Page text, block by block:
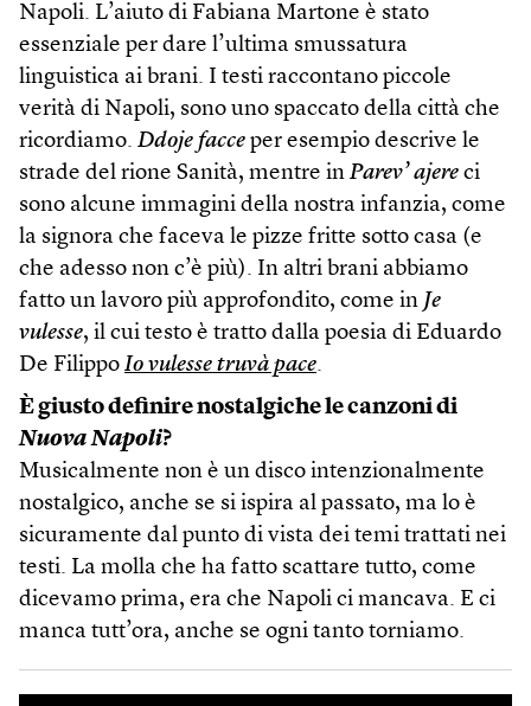
Napoli. L’aiuto di Fabiana Martone è stato
essenziale per dare l’ultima smussatura
linguistica ai brani. I testi raccontano piccole
verità di Napoli, sono uno spaccato della città che
ricordiamo. Ddoje facce per esempio descrive le
strade del rione Sanità, mentre in Parev’ ajere ci
sono alcune immagini della nostra infanzia, come
la signora che faceva le pizze fritte sotto casa (e
che adesso non c’è più). In altri brani abbiamo
fatto un lavoro più approfondito, come in Je
vulesse, il cui testo è tratto dalla poesia di Eduardo
De Filippo Io vulesse truvà pace.
È giusto definire nostalgiche le canzoni di
Nuova Napoli?
Musicalmente non è un disco intenzionalmente
nostalgico, anche se si ispira al passato, ma lo è
sicuramente dal punto di vista dei temi trattati nei
testi. La molla che ha fatto scattare tutto, come
dicevamo prima, era che Napoli ci mancava. E ci
manca tutt’ora, anche se ogni tanto torniamo.